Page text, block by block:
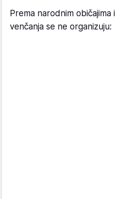
Prema narodnim običajima i
venčanja se ne organizuju: